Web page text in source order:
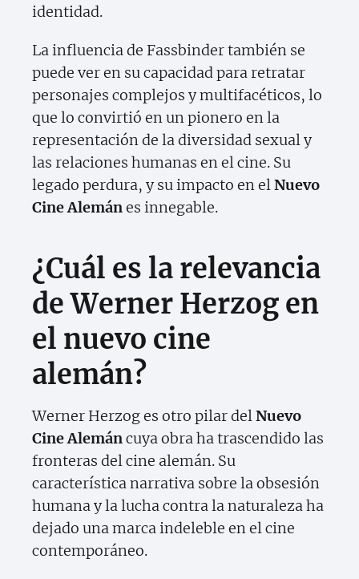
identidad.
La influencia de Fassbinder también se
puede ver en su capacidad para retratar
personajes complejos y multifacéticos, lo
que lo convirtió en un pionero en la
representación de la diversidad sexual y
las relaciones humanas en el cine. Su
legado perdura, y su impacto en elNuevo
Cine Alemánes innegable.
¿Cuál es la relevancia
de Werner Herzog en
el nuevo cine
alemán?
Werner Herzog es otro pilar delNuevo
Cine Alemáncuya obra ha trascendido las
fronteras del cine alemán. Su
característica narrativa sobre la obsesión
humana y la lucha contra la naturaleza ha
dejado una marca indeleble en el cine
contemporáneo.